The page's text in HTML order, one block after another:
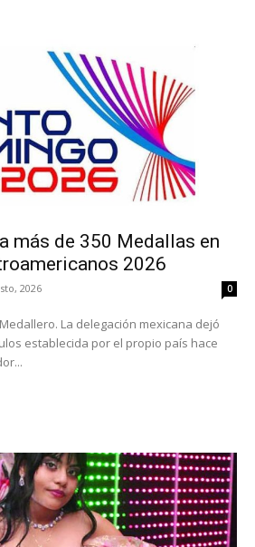
más de 350 Medallas en
2026
2026 0
mexicana dejó
establecida por el propio país hace